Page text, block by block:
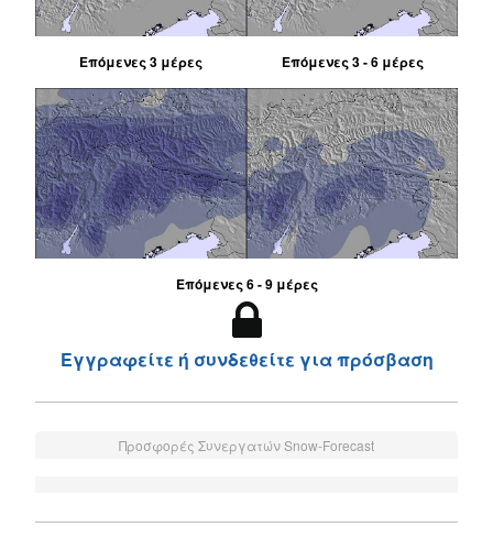
Επόμενες 3 μέρες Επόμενες 3 - 6 μέρες
Επόμενες 6 - 9 μέρες
Εγγραφείτε ή συνδεθείτε για πρόσβαση
Προσφορές Συνεργατών Snow-Forecast